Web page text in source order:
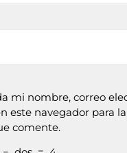
mi nombre, correo
este navegador para
comente.